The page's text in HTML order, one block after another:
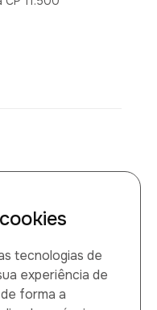
tecnologias de
experiência de
forma a